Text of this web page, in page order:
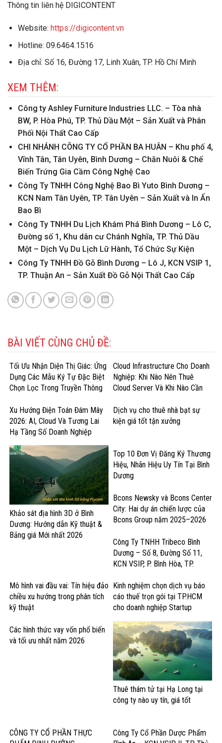
Thông tin liên hệ DIGICONTENT
Website: https://digicontent.vn
Hotline: 09.6464.1516
Địa chỉ: Số 16, Đường 17, Linh Xuân, TP. Hồ Chí Minh
XEM THÊM:
Công ty Ashley Furniture Industries LLC. – Tòa nhà
BW, P. Hòa Phú, TP. Thủ Dầu Một – Sản Xuất và Phân
Phối Nội Thất Cao Cấp
CHI NHÁNH CÔNG TY CỔ PHẦN BA HUÂN – Khu phố 4,
Vĩnh Tân, Tân Uyên, Bình Dương – Chăn Nuôi & Chế
Biến Trứng Gia Cầm Công Nghệ Cao
Công Ty TNHH Công Nghệ Bao Bì Yuto Bình Dương –
KCN Nam Tân Uyên, TP. Tân Uyên – Sản Xuất và In Ấn
Bao Bì
Công Ty TNHH Du Lịch Khám Phá Bình Dương – Lô C,
Đường số 1, Khu dân cư Chánh Nghĩa, TP. Thủ Dầu
Một – Dịch Vụ Du Lịch Lữ Hành, Tổ Chức Sự Kiện
Công Ty TNHH Đồ Gỗ Bình Dương – Lô J, KCN VSIP 1,
TP. Thuận An – Sản Xuất Đồ Gỗ Nội Thất Cao Cấp
BÀI VIẾT CÙNG CHỦ ĐỀ:
Tối Ưu Nhận Diện Thị Giác: Ứng
Dụng Các Mẫu Ký Tự Đặc Biệt
Chọn Lọc Trong Truyền Thông
Cloud Infrastructure Cho Doanh
Nghiệp: Khi Nào Nên Thuê
Cloud Server Và Khi Nào Cần
Xu Hướng Điện Toán Đám Mây
2026: AI, Cloud Và Tương Lai
Hạ Tầng Số Doanh Nghiệp
Dịch vụ cho thuê nhà bạt sự
kiện giá tốt tận xưởng
Khảo sát địa hình 3D ở Bình
Dương: Hướng dẫn Kỹ thuật &
Bảng giá Mới nhất 2026
Top 10 Đơn Vị Đăng Ký Thương
Hiệu, Nhãn Hiệu Uy Tín Tại Bình
Dương
Bcons Newsky và Bcons Center
City: Hai dự án chiến lược của
Bcons Group năm 2025–2026
Công Ty TNHH Tribeco Bình
Dương – Số 8, Đường Số 11,
KCN VSIP, P. Bình Hòa, TP.
Khát & Thực Phẩm
Mô hình vai đầu vai: Tín hiệu đảo
chiều xu hướng trong phân tích
kỹ thuật
Kinh nghiệm chọn dịch vụ báo
cáo thuế trọn gói tại TP.HCM
cho doanh nghiệp Startup
Các hình thức vay vốn phổ biến
và tối ưu nhất năm 2026
Thuê thám tử tại Hạ Long tại
công ty nào uy tín, giá tốt
CÔNG TY CỔ PHẦN THỰC
Công Ty Cổ Phần Dược Phẩm